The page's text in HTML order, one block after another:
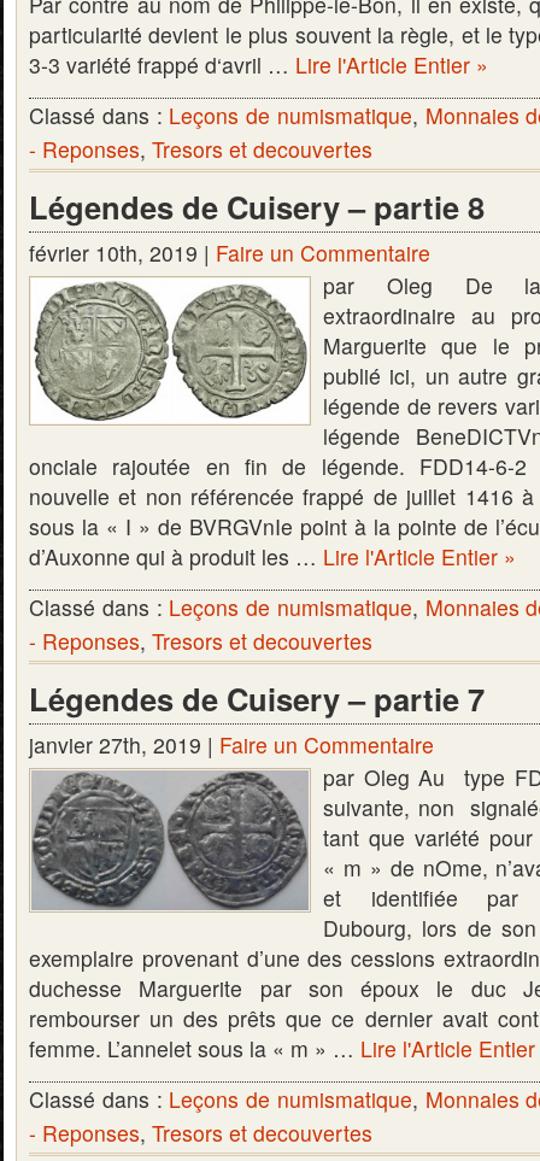
particularité devient le plus souvent la règle, et le
3-3 variété frappé d‘avril … Lire l'Article Entier »
Classé dans : Leçons de numismatique, Monnaies
- Reponses, Tresors et decouvertes
Légendes de Cuisery – partie 8
février 10th, 2019 | Faire un Commentaire
par Oleg De la
extraordinaire au
Marguerite que le
publié ici, un autre
légende de revers
légende
onciale rajoutée en fin de légende. FDD14-6-2
nouvelle et non référencée frappé de juillet 1416
sous la « I » de BVRGVnIe point à la pointe de
d’Auxonne qui à produit les … Lire l'Article Entier »
Classé dans : Leçons de numismatique, Monnaies
- Reponses, Tresors et decouvertes
Légendes de Cuisery – partie 7
janvier 27th, 2019 | Faire un Commentaire
par Oleg Au type
suivante, non
tant que variété
« m » de nOme,
et identifiée par
Dubourg, lors de
exemplaire provenant d’une des cessions
duchesse Marguerite par son époux le duc
rembourser un des prêts que ce dernier avait
femme. L’annelet sous la « m » … Lire l'Article
Classé dans : Leçons de numismatique, Monnaies
- Reponses, Tresors et decouvertes